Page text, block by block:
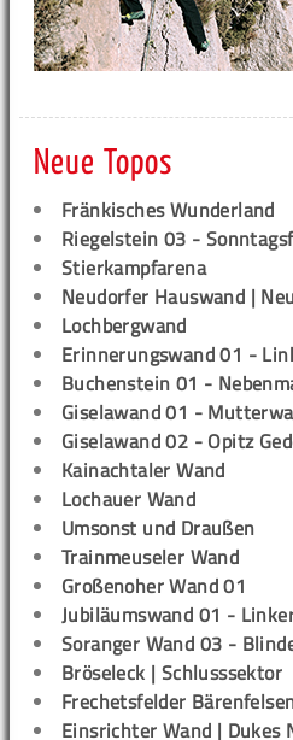
Neue Topos
Fränkisches Wunderland
Riegelstein 03 -
Stierkampfarena
Neudorfer Hauswand |
Lochbergwand
Erinnerungswand 01 -
Buchenstein 01 -
Giselawand 01 -
Giselawand 02 - Opitz
Kainachtaler Wand
Lochauer Wand
Umsonst und Draußen
Trainmeuseler Wand
Großenoher Wand 01
Jubiläumswand 01 -
Soranger Wand 03 -
Bröseleck | Schlusssektor
Frechetsfelder
Einsrichter Wand | Dukes